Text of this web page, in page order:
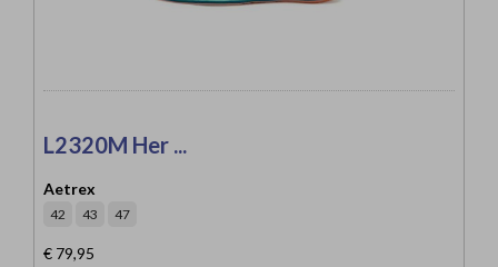
L2320M Her ...
Aetrex
42 43 47
€ 79,95